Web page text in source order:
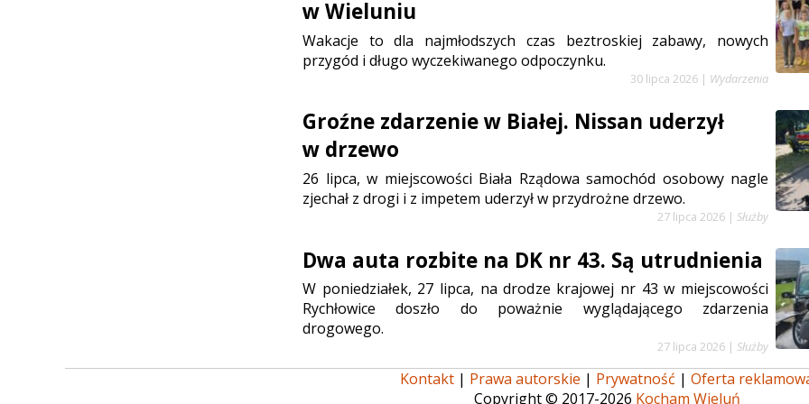
w Wieluniu
Wakacje to dla najmłodszych czas beztroskiej zabawy, nowych
przygód i długo wyczekiwanego odpoczynku.
30 lipca 2026 | Wydarzenia
Groźne zdarzenie w Białej. Nissan uderzył
w drzewo
26 lipca, w miejscowości Biała Rządowa samochód osobowy nagle
zjechał z drogi i z impetem uderzył w przydrożne drzewo.
27 lipca 2026 | Służby
Dwa auta rozbite na DK nr 43. Są utrudnienia
W poniedziałek, 27 lipca, na drodze krajowej nr 43 w miejscowości
Rychłowice doszło do poważnie wyglądającego zdarzenia
drogowego.
27 lipca 2026 | Służby
Kontakt | Prawa autorskie | Prywatność | Oferta
Copyright © 2017-2026 Kocham Wieluń